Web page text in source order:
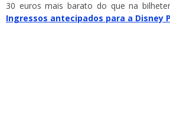
30 euros mais barato do que na
Ingressos antecipados para a Disney